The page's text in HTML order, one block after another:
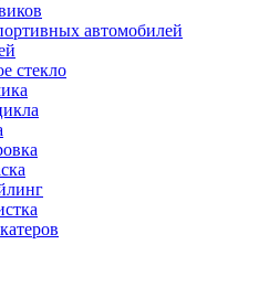
автомобилей
стекло